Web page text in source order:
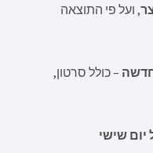
, ועל פי התוצאה
חדשה – כולל סרטון,